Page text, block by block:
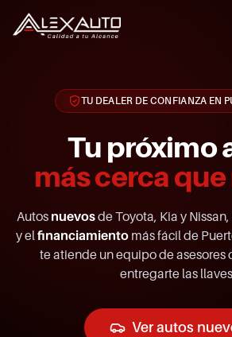
TU DEALER DE CONFIANZA EN
Tu próximo
más cerca
Autos nuevosde Toyota, Kia y Nissan,
y elfinanciamientomás fácil de
te atiende un equipo de asesores
entregarte las
Ver autos